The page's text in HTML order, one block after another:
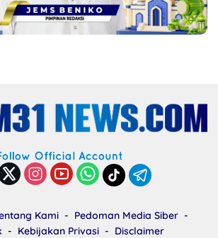
Kami
Pedoman Media Siber
Kebijakan Privasi
Disclaimer